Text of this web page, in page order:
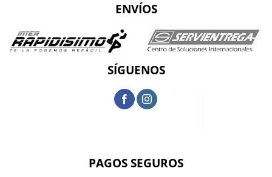
ENVÍOS
SÍGUENOS
PAGOS SEGUROS